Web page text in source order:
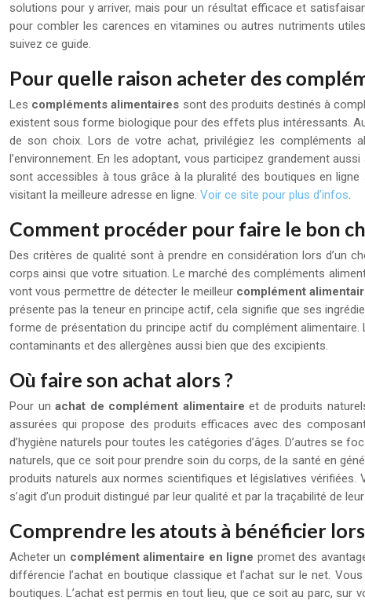
solutions pour y arriver, mais pour un résultat efficace et
pour combler les carences en vitamines ou autres nutriments
suivez ce guide.
Pour quelle raison acheter des
Les compléments alimentaires sont des produits destinés à
existent sous forme biologique pour des effets plus intéressants.
de son choix. Lors de votre achat, privilégiez les compléments
l’environnement. En les adoptant, vous participez grandement
sont accessibles à tous grâce à la pluralité des boutiques en
visitant la meilleure adresse en ligne. Voir ce site pour plus d’infos.
Comment procéder pour faire le bon
Des critères de qualité sont à prendre en considération lors d’un
corps ainsi que votre situation. Le marché des compléments
vont vous permettre de détecter le meilleur complément
présente pas la teneur en principe actif, cela signifie que ses
forme de présentation du principe actif du complément alimentaire.
contaminants et des allergènes aussi bien que des excipients.
Où faire son achat alors ?
Pour unachat de complément alimentaire et de produits
assurées qui propose des produits efficaces avec des
d’hygiène naturels pour toutes les catégories d’âges. D’autres se
naturels, que ce soit pour prendre soin du corps, de la santé en
produits naturels aux normes scientifiques et législatives
s’agit d’un produit distingué par leur qualité et par la traçabilité de
Comprendre les atouts à bénéficier lors
Acheter un complément alimentaire en ligne promet des
différencie l’achat en boutique classique et l’achat sur le net.
boutiques. L’achat est permis en tout lieu, que ce soit au parc, sur